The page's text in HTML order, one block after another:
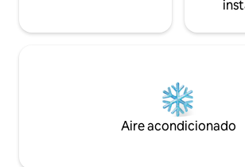
Aire acondicionado